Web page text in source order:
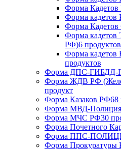
Форма
Форма кадетов
Форма
Форма
РФ)6 продуктов
Форма
продуктов
Форма ДПС-ГИБДД-
Форма ЖДВ РФ
продукт
Форма Казаков РФ68
Форма МВД-
Форма МЧС РФ30
Форма Почетного
Форма ППС-
Форма Прокуратуры